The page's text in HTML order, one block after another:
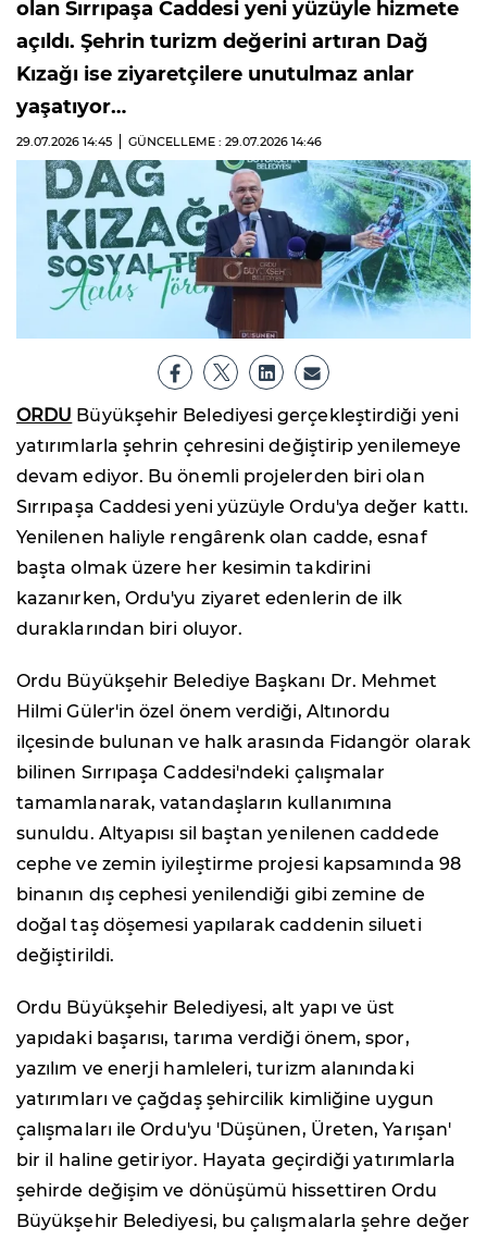
olan Sırrıpaşa Caddesi yeni yüzüyle hizmete
açıldı. Şehrin turizm değerini artıran Dağ
Kızağı ise ziyaretçilere unutulmaz anlar
yaşatıyor…
29.07.2026 14:45 GÜNCELLEME : 29.07.2026 14:46
ORDU Büyükşehir Belediyesi gerçekleştirdiği yeni
yatırımlarla şehrin çehresini değiştirip yenilemeye
devam ediyor. Bu önemli projelerden biri olan
Sırrıpaşa Caddesi yeni yüzüyle Ordu'ya değer kattı.
Yenilenen haliyle rengârenk olan cadde, esnaf
başta olmak üzere her kesimin takdirini
kazanırken, Ordu'yu ziyaret edenlerin de ilk
duraklarından biri oluyor.
Ordu Büyükşehir Belediye Başkanı Dr. Mehmet
Hilmi Güler'in özel önem verdiği, Altınordu
ilçesinde bulunan ve halk arasında Fidangör olarak
bilinen Sırrıpaşa Caddesi'ndeki çalışmalar
tamamlanarak, vatandaşların kullanımına
sunuldu. Altyapısı sil baştan yenilenen caddede
cephe ve zemin iyileştirme projesi kapsamında 98
binanın dış cephesi yenilendiği gibi zemine de
doğal taş döşemesi yapılarak caddenin silueti
değiştirildi.
Ordu Büyükşehir Belediyesi, alt yapı ve üst
yapıdaki başarısı, tarıma verdiği önem, spor,
yazılım ve enerji hamleleri, turizm alanındaki
yatırımları ve çağdaş şehircilik kimliğine uygun
çalışmaları ile Ordu'yu 'Düşünen, Üreten, Yarışan'
bir il haline getiriyor. Hayata geçirdiği yatırımlarla
şehirde değişim ve dönüşümü hissettiren Ordu
Büyükşehir Belediyesi, bu çalışmalarla şehre değer